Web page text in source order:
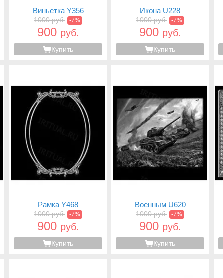
Виньетка Y356
1000 руб. -7%
900 руб.
Купить
Икона U228
1000 руб. -7%
900 руб.
Купить
Рамка Y468
1000 руб. -7%
900 руб.
Купить
Военным U620
1000 руб. -7%
900 руб.
Купить